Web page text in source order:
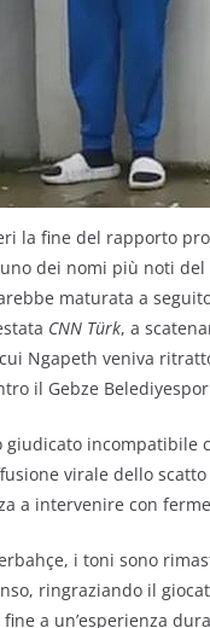
la fine del rapporto
dei nomi più noti
maturata a
CNN Türk, a
Ngapeth veniva
il Gebze
incompatibile
virale dello
a intervenire con
i toni sono
ringraziando il
a un’esperienza